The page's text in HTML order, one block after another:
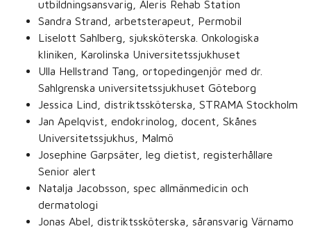
utbildningsansvarig, Aleris Rehab Station
Sandra Strand, arbetsterapeut, Permobil
Liselott Sahlberg, sjuksköterska. Onkologiska
kliniken, Karolinska Universitetssjukhuset
Ulla Hellstrand Tang, ortopedingenjör med dr.
Sahlgrenska universitetssjukhuset Göteborg
Jessica Lind, distriktssköterska, STRAMA Stockholm
Jan Apelqvist, endokrinolog, docent, Skånes
Universitetssjukhus, Malmö
Josephine Garpsäter, leg dietist, registerhållare
Senior alert
Natalja Jacobsson, spec allmänmedicin och
dermatologi
Jonas Abel, distriktssköterska, såransvarig Värnamo